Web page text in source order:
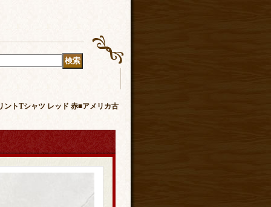
ントTシャツ レッド 赤■アメリカ古